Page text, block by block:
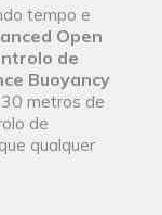
tempo e
Open
de
Buoyancy
metros de
de
qualquer